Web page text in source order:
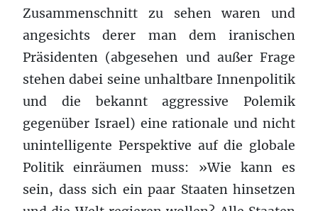
Zusammenschnitt zu sehen waren und
angesichts derer man dem iranischen
Präsidenten (abgesehen und außer Frage
stehen dabei seine unhaltbare Innenpolitik
und die bekannt aggressive Polemik
gegenüber Israel) eine rationale und nicht
unintelligente Perspektive auf die globale
Politik einräumen muss: »Wie kann es
sein, dass sich ein paar Staaten hinsetzen